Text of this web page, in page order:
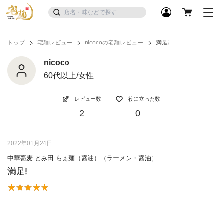
トップ 宅麺レビュー nicocoの宅麺レビュー 満足❕
nicoco
60代以上/女性
レビュー数
2
役に立った数
0
2022年01月24日
中華蕎麦 とみ田 らぁ麺（醤油）（ラーメン・醤油）
満足❕